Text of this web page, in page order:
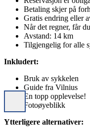
Betaling skjer på
Gratis endring eller
Når det regner, får
Avstand: 14 km
Tilgjengelig for alle
Inkludert:
Bruk av sykkelen
Guide fra Vilnius
En topp opplevelse!
Fotoøyeblikk
Ytterligere alternativer: